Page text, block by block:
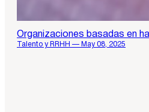
Organizaciones basadas en
Talento y RRHH — May 08, 2025